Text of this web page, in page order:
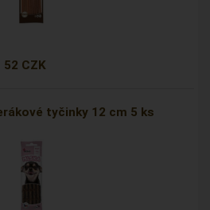
52 CZK
tyčinky 12 cm 5 ks